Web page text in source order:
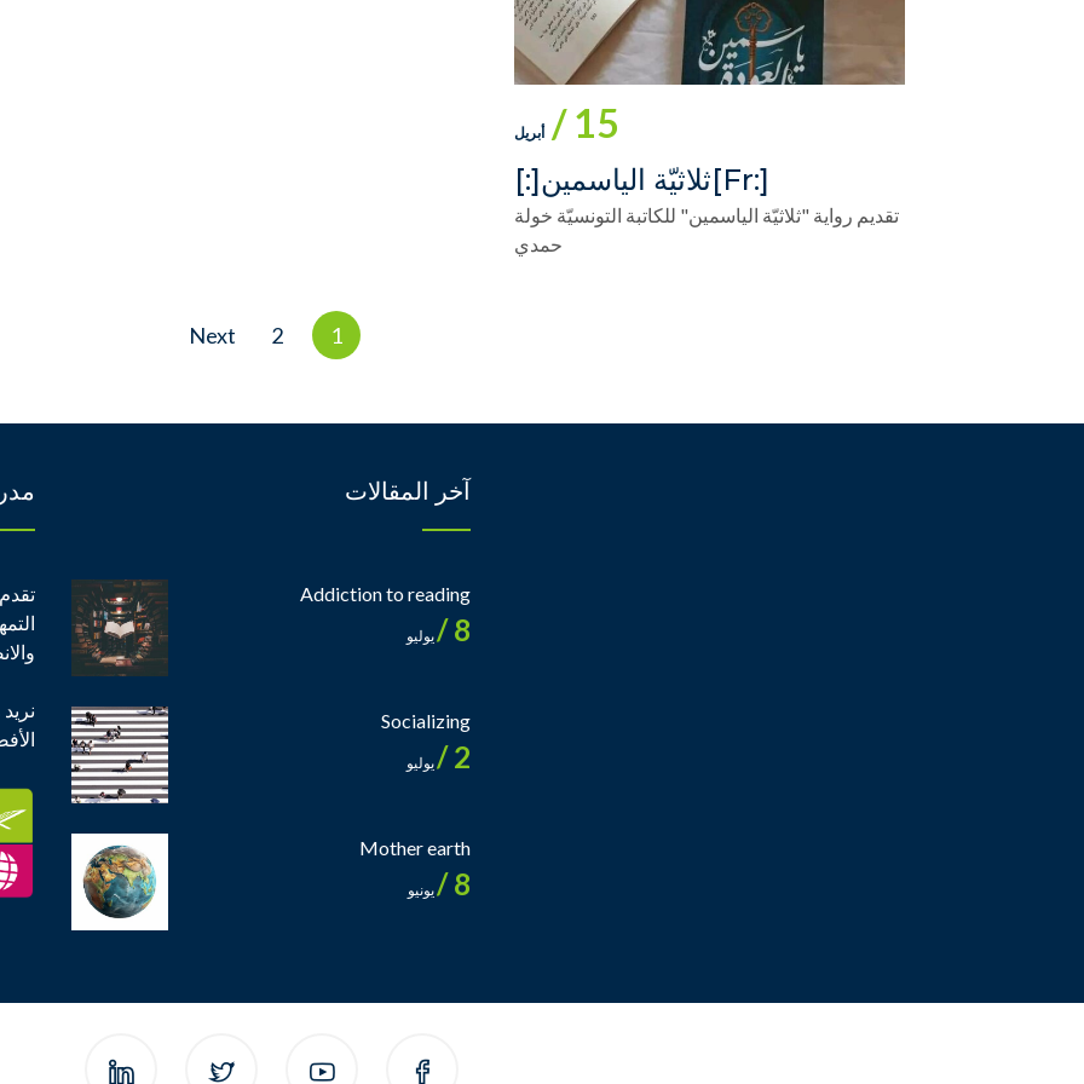
15 / أبريل
[:fr]ثلاثيّة الياسمين[:]
تقديم رواية "ثلاثيّة الياسمين" للكاتبة التونسيّة خولة
حمدي
1
2
Next
آخر المقالات
Addiction to reading
8 / يوليو
Socializing
2 / يوليو
Mother earth
8 / يونيو